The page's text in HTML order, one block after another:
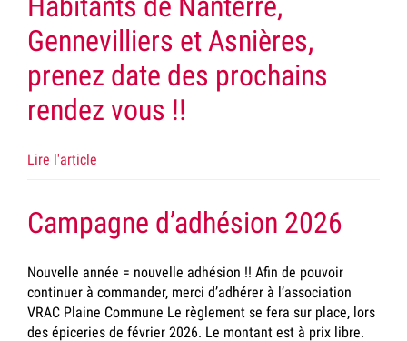
Gennevilliers et Asnières,
prenez date des prochains
rendez vous !!
Lire l'article
Campagne d’adhésion 2026
Nouvelle année = nouvelle adhésion !! Afin de pouvoir
continuer à commander, merci d’adhérer à l’association
VRAC Plaine Commune Le règlement se fera sur place, lors
des épiceries de février 2026. Le montant est à prix libre.